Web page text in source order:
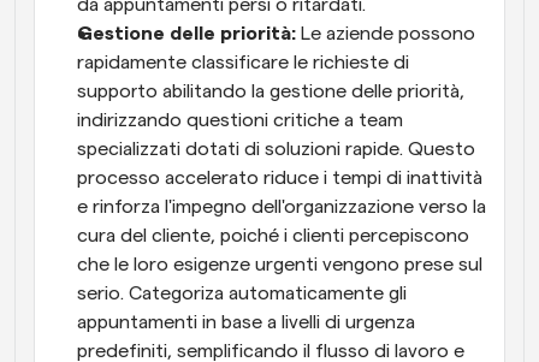
da appuntamenti persi o ritardati.
Gestione delle priorità: Le aziende possono
rapidamente classificare le richieste di
supporto abilitando la gestione delle priorità,
indirizzando questioni critiche a team
specializzati dotati di soluzioni rapide. Questo
processo accelerato riduce i tempi di inattività
e rinforza l'impegno dell'organizzazione verso la
cura del cliente, poiché i clienti percepiscono
che le loro esigenze urgenti vengono prese sul
serio. Categoriza automaticamente gli
appuntamenti in base a livelli di urgenza
predefiniti, semplificando il flusso di lavoro e